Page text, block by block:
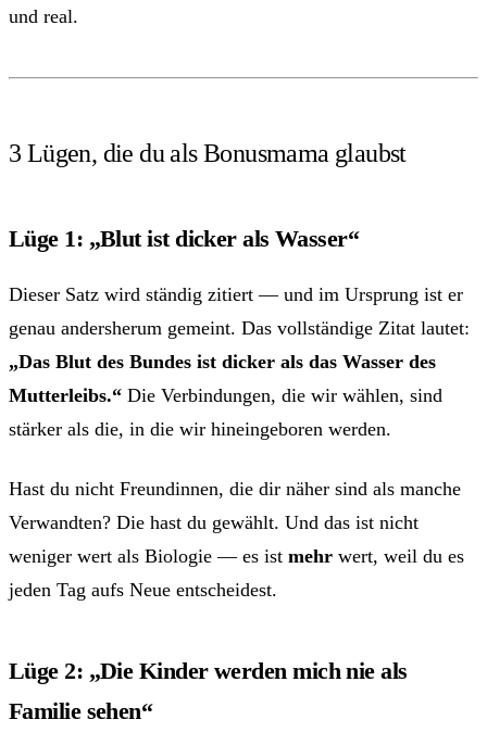
und real.
3 Lügen, die du als Bonusmama glaubst
Lüge 1: „Blut ist dicker als Wasser“
Dieser Satz wird ständig zitiert — und im Ursprung ist er
genau andersherum gemeint. Das vollständige Zitat lautet:
„Das Blut des Bundes ist dicker als das Wasser des
Mutterleibs.“ Die Verbindungen, die wir wählen, sind
stärker als die, in die wir hineingeboren werden.
Hast du nicht Freundinnen, die dir näher sind als manche
Verwandten? Die hast du gewählt. Und das ist nicht
weniger wert als Biologie — es ist mehr wert, weil du es
jeden Tag aufs Neue entscheidest.
Lüge 2: „Die Kinder werden mich nie als
Familie sehen“